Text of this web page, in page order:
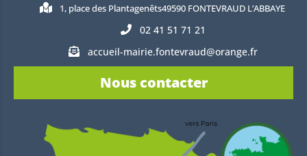
1, place des Plantagenêts49590 FONTEVRAUD L’ABBAYE
02 41 51 71 21
accueil-mairie.fontevraud@orange.fr
Nous contacter